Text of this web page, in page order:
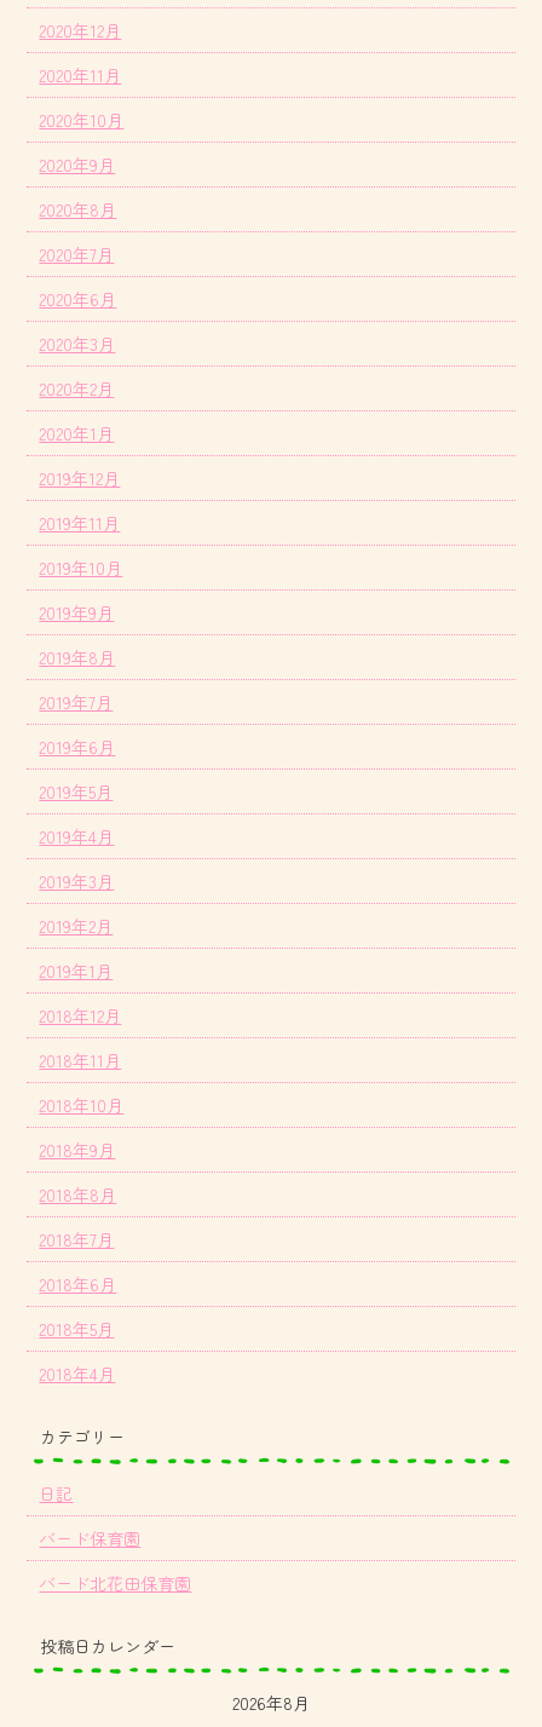
2020年12月
2020年11月
2020年10月
2020年9月
2020年8月
2020年7月
2020年6月
2020年3月
2020年2月
2020年1月
2019年12月
2019年11月
2019年10月
2019年9月
2019年8月
2019年7月
2019年6月
2019年5月
2019年4月
2019年3月
2019年2月
2019年1月
2018年12月
2018年11月
2018年10月
2018年9月
2018年8月
2018年7月
2018年6月
2018年5月
2018年4月
カテゴリー
日記
バード保育園
バード北花田保育園
投稿日カレンダー
2026年8月